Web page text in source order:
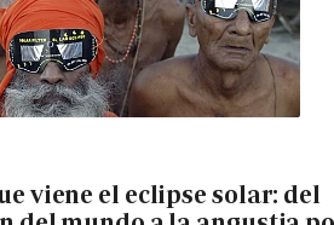
viene el eclipse solar: del